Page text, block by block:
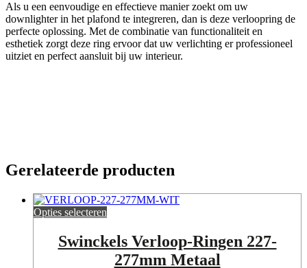
Als u een eenvoudige en effectieve manier zoekt om uw
downlighter in het plafond te integreren, dan is deze verloopring de
perfecte oplossing. Met de combinatie van functionaliteit en
esthetiek zorgt deze ring ervoor dat uw verlichting er professioneel
uitziet en perfect aansluit bij uw interieur.
Gerelateerde producten
Opties selecteren
Swinckels Verloop-Ringen 227-
277mm Metaal